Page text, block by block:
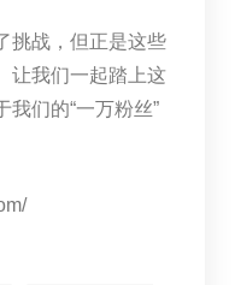
挑战，但正是这些
让我们一起踏上这
们的“一万粉丝”